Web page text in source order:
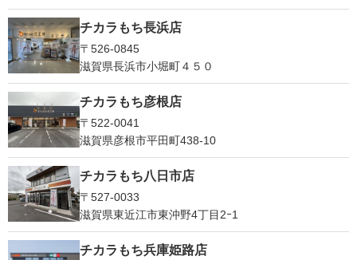
チカラもち長浜店
〒526-0845
滋賀県長浜市小堀町４５０
チカラもち彦根店
〒522-0041
滋賀県彦根市平田町438-10
チカラもち八日市店
〒527-0033
滋賀県東近江市東沖野4丁目2ｰ1
チカラもち兵庫姫路店